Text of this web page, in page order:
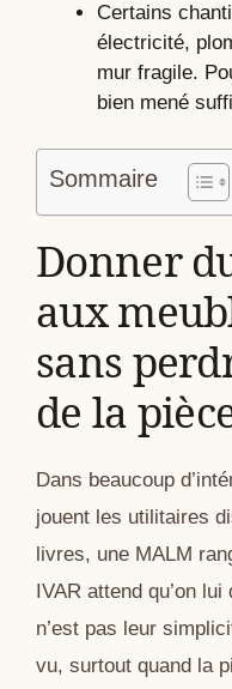
Certains
électricité,
mur fragile.
bien mené
Sommaire
Donner
aux
sans
de la
Dans beaucoup
jouent les utilitaires
livres, une MALM
IVAR attend qu’on
n’est pas leur
vu, surtout quand la